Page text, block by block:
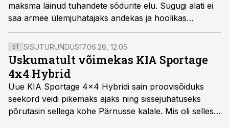
maksma läinud tuhandete sõdurite elu. Sugugi alati ei
saa armee ülemjuhatajaks andekas ja hoolikas
ohvitser.
ST SISUTURUNDUS17.06.26, 12:05
Uskumatult võimekas KIA Sportage
4x4 Hybrid
Uue KIA Sportage 4x4 Hybridi sain proovisõiduks
seekord veidi pikemaks ajaks ning sissejuhatuseks
põrutasin sellega kohe Pärnusse kalale. Mis oli selles